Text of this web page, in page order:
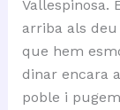
Vallespinosa.
arriba als
que hem
dinar encara
poble i